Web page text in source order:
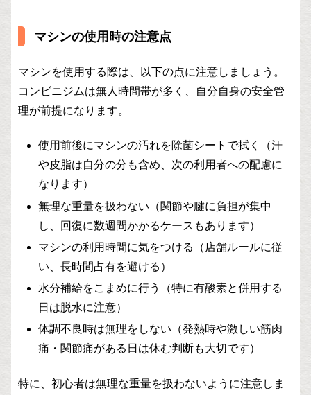
マシンの使用時の注意点
マシンを使用する際は、以下の点に注意しましょう。
コンビニジムは無人時間帯が多く、自分自身の安全管
理が前提になります。
使用前後にマシンの汚れを除菌シートで拭く（汗
や皮脂は自分の分も含め、次の利用者への配慮に
なります）
無理な重量を扱わない（関節や腱に負担が集中
し、回復に数週間かかるケースもあります）
マシンの利用時間に気をつける（店舗ルールに従
い、長時間占有を避ける）
水分補給をこまめに行う（特に有酸素と併用する
日は脱水に注意）
体調不良時は無理をしない（発熱時や激しい筋肉
痛・関節痛がある日は休む判断も大切です）
特に、初心者は無理な重量を扱わないように注意しま